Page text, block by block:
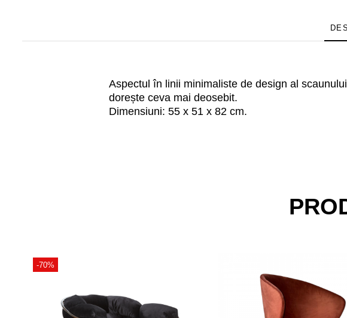
Aspectul în linii minimaliste de design al
dorește ceva mai deosebit.
Dimensiuni: 55 x 51 x 82 cm.
-70%